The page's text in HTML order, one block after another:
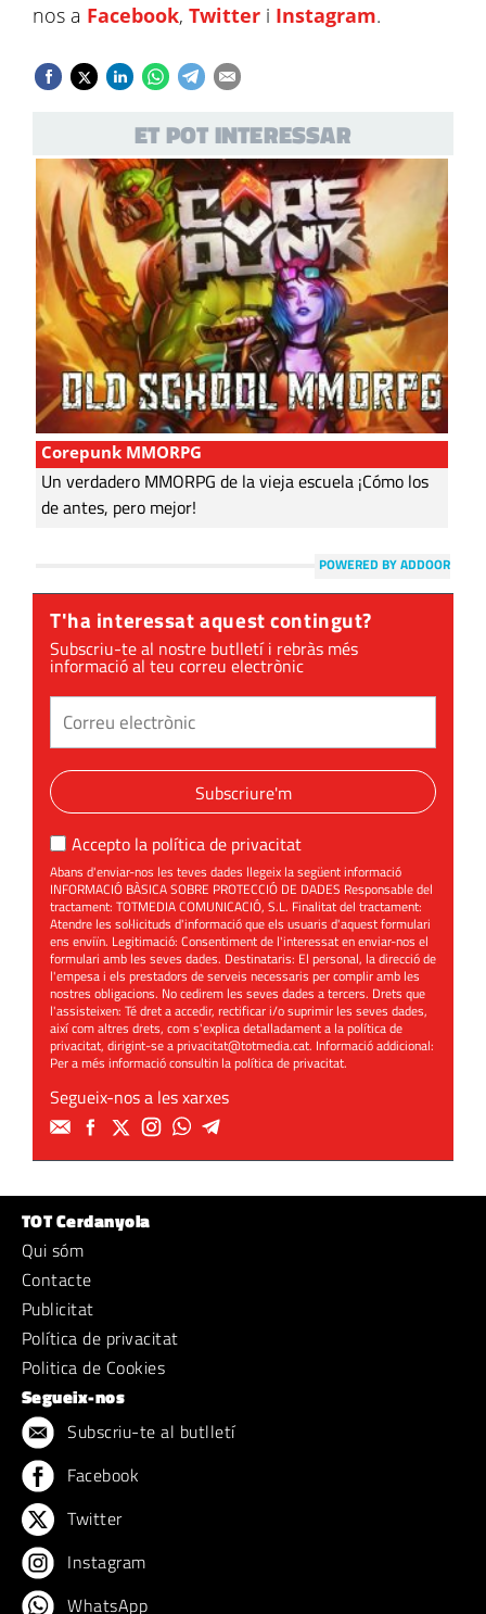
nos a Facebook, Twitter i Instagram.
ET POT INTERESSAR
Corepunk MMORPG
Un verdadero MMORPG de la vieja escuela ¡Cómo los
de antes, pero mejor!
POWERED BY ADDOOR
T'ha interessat aquest contingut?
Subscriu-te al nostre butlletí i rebràs més
informació al teu correu electrònic
Subscriure'm
Accepto la política de privacitat
Abans d'enviar-nos les teves dades llegeix la següent informació
INFORMACIÓ BÀSICA SOBRE PROTECCIÓ DE DADES Responsable del
tractament: TOTMEDIA COMUNICACIÓ, S.L. Finalitat del tractament:
Atendre les sol·licituds d'informació que els usuaris d'aquest formulari
ens enviïn. Legitimació: Consentiment de l'interessat en enviar-nos el
formulari amb les seves dades. Destinataris: El personal, la direcció de
l'empesa i els prestadors de serveis necessaris per complir amb les
nostres obligacions. No cedirem les seves dades a tercers. Drets que
l'assisteixen: Té dret a accedir, rectificar i/o suprimir les seves dades,
així com altres drets, com s'explica detalladament a la política de
privacitat, dirigint-se aprivacitat@totmedia.cat. Informació addicional:
Per a més informació consultin lapolítica de privacitat.
Segueix-nos a les xarxes
TOT Cerdanyola
Qui sóm
Contacte
Publicitat
Política de privacitat
Politica de Cookies
Segueix-nos
Subscriu-te al butlletí
Facebook
Twitter
Instagram
WhatsApp